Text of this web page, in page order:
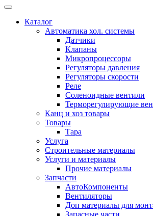
Каталог
Автоматика хол. системы
Датчики
Клапаны
Микропроцессоры
Регуляторы давления
Регуляторы скорости
Реле
Соленоидные вентили
Терморегулирующие
Канц и хоз товары
Товары
Тара
Услуга
Строительные материалы
Услуги и материалы
Прочие материалы
Запчасти
АвтоКомпоненты
Вентиляторы
Доп материалы для
Запасные части